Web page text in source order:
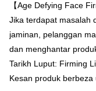
Sokongan pembayaran
mungkin diselaraskan
pembayaran.
OP Pay Later
Deskripsi
[Terma Penggunaan
Perkhidmatan ini
pengguna Taiwan Mobile
AFTEE
Deskripsi
Pertama, Mengenai
【Age Defying Face
Jika terdapat masalah
jaminan, pelanggan
dan menghantar
Tarikh Luput: Firming
Kesan produk berbeza